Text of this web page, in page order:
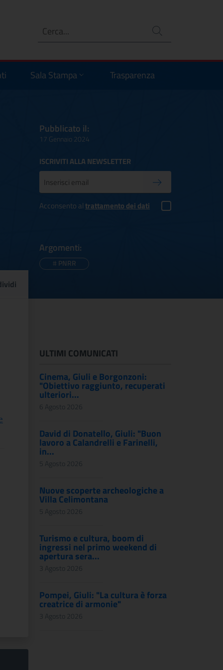
Ricerca
Sala Stampa Trasparenza
Pubblicato il:
17 Gennaio 2024
ISCRIVITI ALLA NEWSLETTER
Conferma iscrizione
Acconsento altrattamento dei dati
Argomenti:
# PNRR
cultura
ULTIMI COMUNICATI
Cinema, Giuli e Borgonzoni:
"Obiettivo raggiunto, recuperati
ulteriori...
6 Agosto 2026
David di Donatello, Giuli: "Buon
lavoro a Calandrelli e Farinelli,
in...
5 Agosto 2026
Nuove scoperte archeologiche a
Villa Celimontana
5 Agosto 2026
Turismo e cultura, boom di
ingressi nel primo weekend di
apertura sera...
3 Agosto 2026
Pompei, Giuli: "La cultura è forza
creatrice di armonie"
3 Agosto 2026